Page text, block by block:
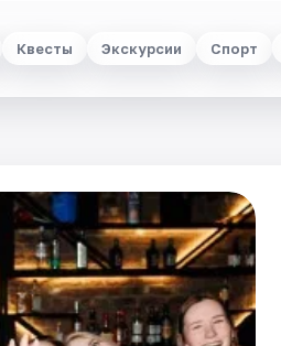
Квесты Экскурсии Спорт